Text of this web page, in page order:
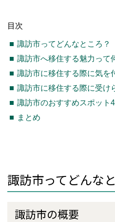
目次
諏訪市ってどんなところ？
諏訪市へ移住する魅力って
諏訪市に移住する際に気を
諏訪市に移住する際に受け
諏訪市のおすすめスポット
まとめ
諏訪市ってどんな
諏訪市の概要